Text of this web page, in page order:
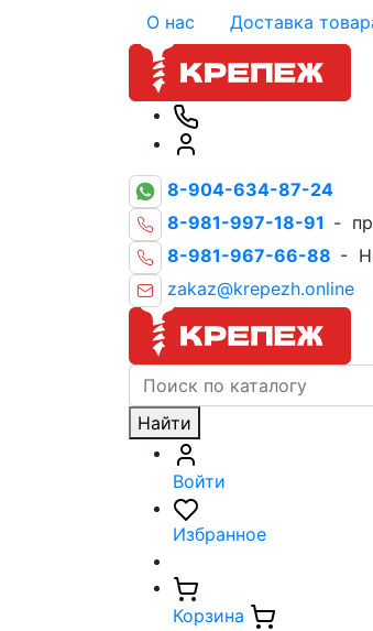
О нас Доставка
8-904-634-87-24
8-981-997-18-91 -
8-981-967-66-88 -
zakaz@krepezh.online
Найти
Войти
Избранное
Корзина